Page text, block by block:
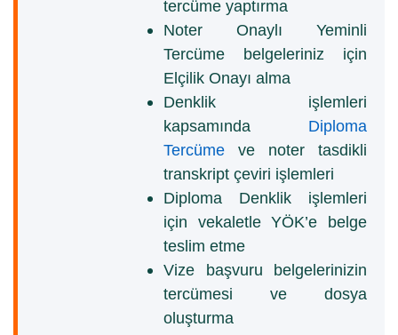
tercüme yaptırma
Noter Onaylı Yeminli
Tercüme belgeleriniz için
Elçilik Onayı alma
Denklik işlemleri
kapsamında Diploma
Tercüme ve noter tasdikli
transkript çeviri işlemleri
Diploma Denklik işlemleri
için vekaletle YÖK’e belge
teslim etme
Vize başvuru belgelerinizin
tercümesi ve dosya
oluşturma